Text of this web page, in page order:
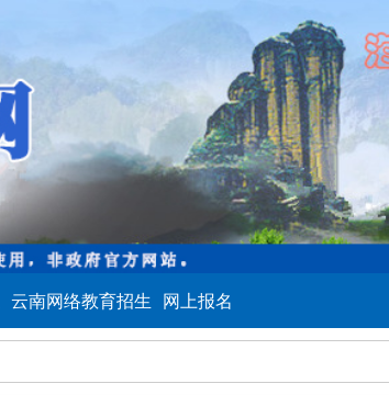
云南网络教育招生 网上报名